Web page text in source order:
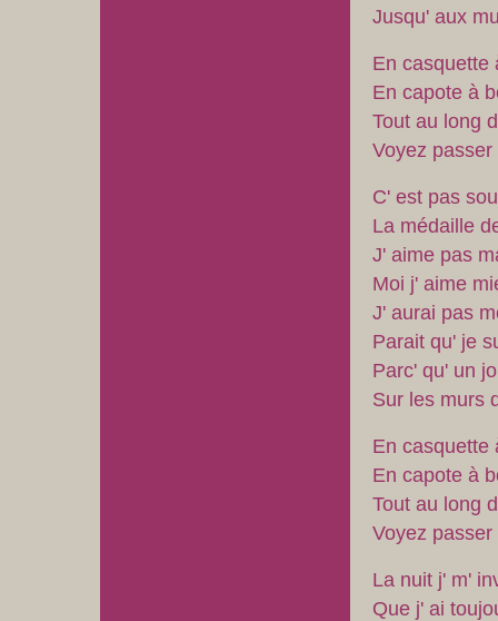
Jusqu' aux
En casquette
En capote à
Tout au long
Voyez
C' est pas
La médaille
J' aime pas
Moi j' aime
J' aurai pas
Parait qu' je
Parc' qu' un
Sur les murs
En casquette
En capote à
Tout au long
Voyez
La nuit j' m'
Que j' ai